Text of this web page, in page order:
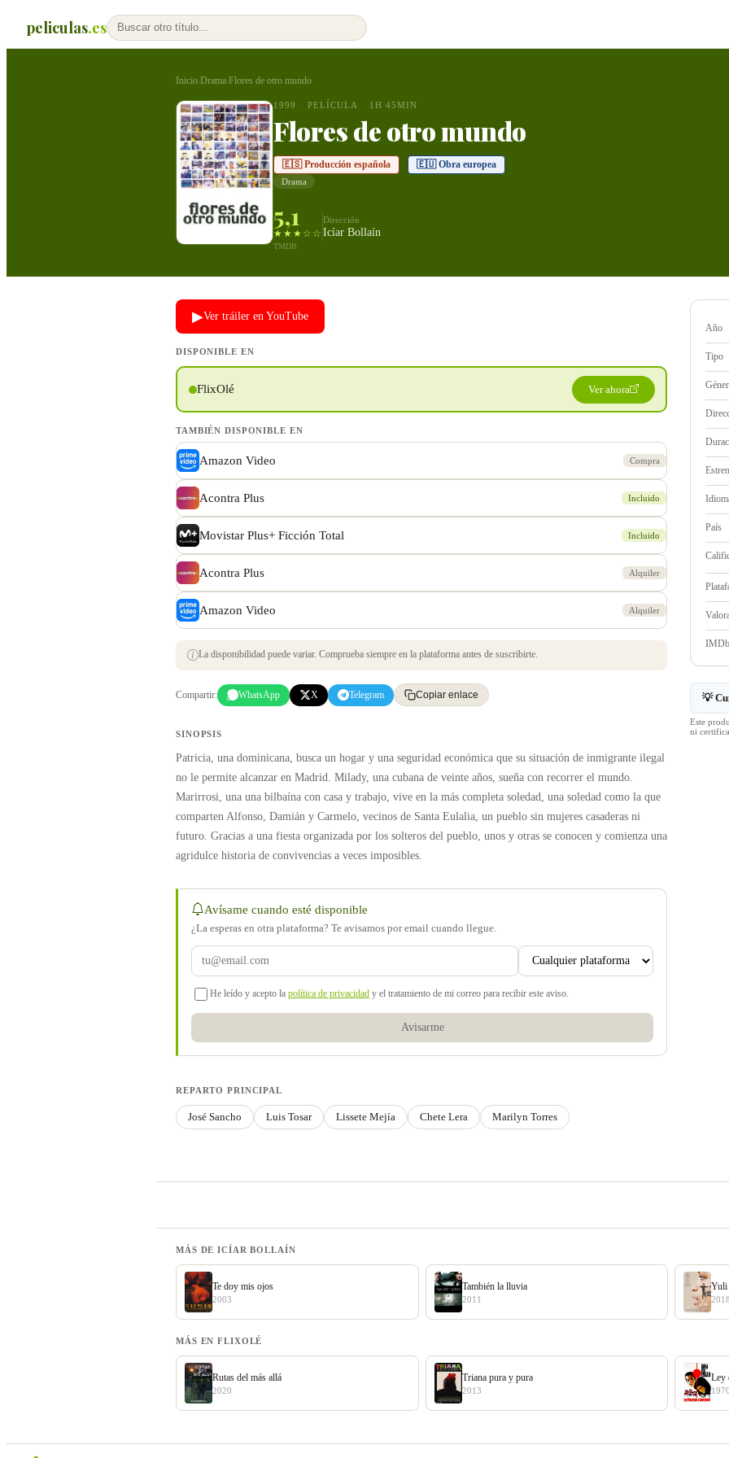
peliculas.es
Inicio›Drama›Flores de otro mundo
1999 PELÍCULA 1H 45MIN
Flores de otro mundo
🇪🇸 Producción española 🇪🇺 Obra europea
Drama
5,1
★★★☆☆
TMDB
Dirección
Icíar Bollaín
▶Ver tráiler en YouTube
DISPONIBLE EN
FlixOlé Ver ahora
TAMBIÉN DISPONIBLE EN
Amazon Video Compra
Acontra Plus Incluido
Movistar Plus+ Ficción Total Incluido
Acontra Plus Alquiler
Amazon Video Alquiler
La disponibilidad puede variar. Comprueba siempre en la plataforma antes de suscribirte.
Compartir: WhatsApp X Telegram Copiar enlace
SINOPSIS
Patricia, una dominicana, busca un hogar y una seguridad económica que su situación de inmigrante ilegal
no le permite alcanzar en Madrid. Milady, una cubana de veinte años, sueña con recorrer el mundo.
Marirrosi, una una bilbaína con casa y trabajo, vive en la más completa soledad, una soledad como la que
comparten Alfonso, Damián y Carmelo, vecinos de Santa Eulalia, un pueblo sin mujeres casaderas ni
futuro. Gracias a una fiesta organizada por los solteros del pueblo, unos y otras se conocen y comienza una
agridulce historia de convivencias a veces imposibles.
Avísame cuando esté disponible
¿La esperas en otra plataforma? Te avisamos por email cuando llegue.
He leído y acepto la política de privacidad y el tratamiento de mi correo para recibir este aviso.
Avisarme
REPARTO PRINCIPAL
José Sancho Luis Tosar Lissete Mejía Chete Lera Marilyn Torres
Año
Tipo
País
IMDb
💡
Este
ni
MÁS DE ICÍAR BOLLAÍN
Te doy mis ojos
2003
También la lluvia
2011
Yuli
2018
MÁS EN FLIXOLÉ
Rutas del más allá
2020
Triana pura y pura
2013
Ley
1970